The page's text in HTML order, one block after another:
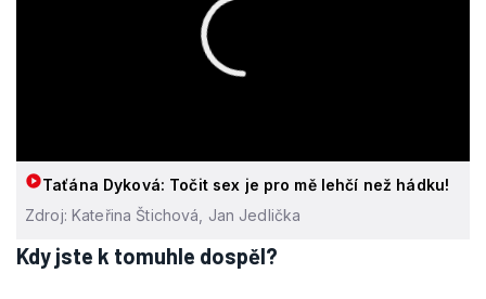
Taťána Dyková: Točit sex je pro mě lehčí než hádku!
Zdroj: Kateřina Štichová, Jan Jedlička
Kdy jste k tomuhle dospěl?